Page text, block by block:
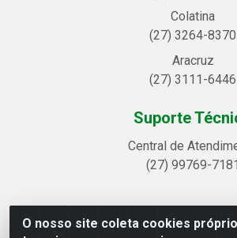
O nosso site coleta cookies
Colatina
(27) 3264-8370
Aracruz
(27) 3111-6446
Suporte
Central de
(27) 99769-7181
Linhavix Distribuidora LTDA - Avenida